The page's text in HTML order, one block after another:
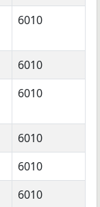
6010
6010
6010
6010
6010
6010